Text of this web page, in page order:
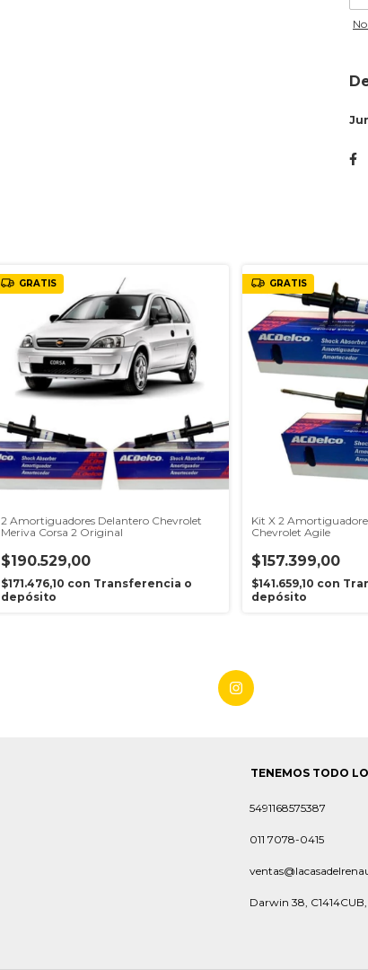
GRATIS
2 Amortiguadores Delantero Chevrolet
Meriva Corsa 2 Original
$190.529,00
$171.476,10 con Transferencia o
depósito
GRATIS
Kit X 2
Chevrolet Agile
$157.399,00
$141.659,10 con
depósito
TENEMOS TODO
5491168575387
011 7078-0415
Darwin 38,